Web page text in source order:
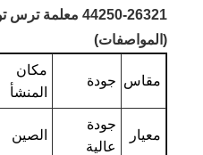
(المواصفات)
مقاس جودة
مكان
المنشأ
معيار
جودة
عالية
الصين